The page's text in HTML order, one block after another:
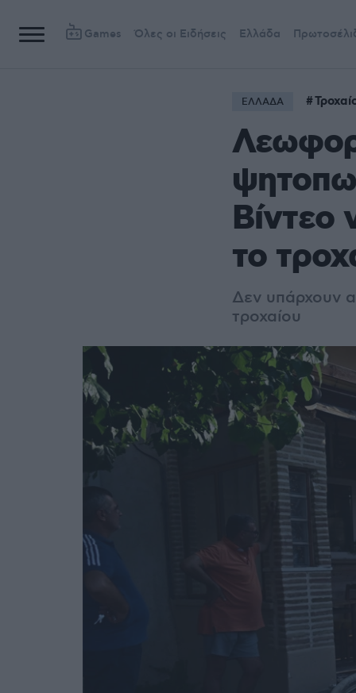
Games Όλες οι Ειδήσεις Ελλάδα
ΕΛΛΑΔΑ
Βίντεο
το
Δεν υπάρχουν
τροχαίου